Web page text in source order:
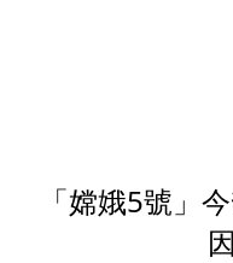
「嫦娥5號」